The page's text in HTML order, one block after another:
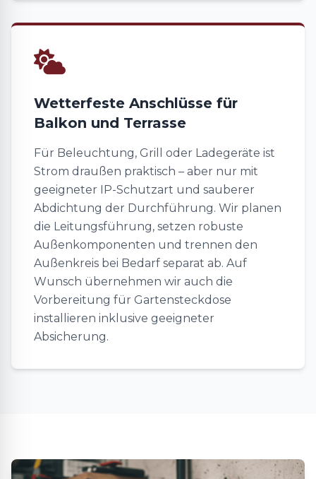
Wetterfeste Anschlüsse für
Balkon und Terrasse
Für Beleuchtung, Grill oder Ladegeräte ist
Strom draußen praktisch – aber nur mit
geeigneter IP-Schutzart und sauberer
Abdichtung der Durchführung. Wir planen
die Leitungsführung, setzen robuste
Außenkomponenten und trennen den
Außenkreis bei Bedarf separat ab. Auf
Wunsch übernehmen wir auch die
Vorbereitung für Gartensteckdose
installieren inklusive geeigneter
Absicherung.